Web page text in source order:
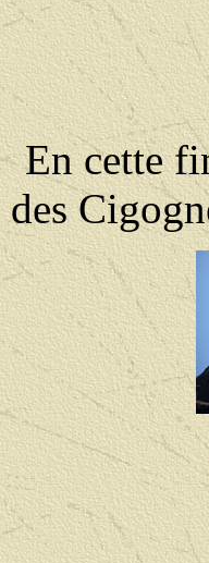
En cette
des